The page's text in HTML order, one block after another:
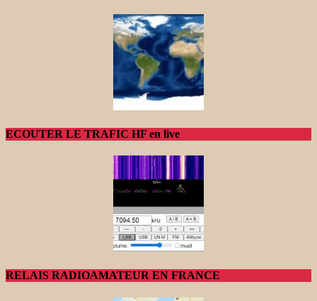
ECOUTER LE TRAFIC HF en live
RELAIS RADIOAMATEUR EN FRANCE